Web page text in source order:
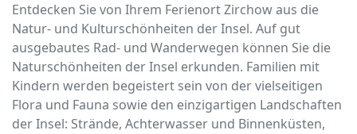
Entdecken Sie von Ihrem Ferienort Zirchow aus die
Natur- und Kulturschönheiten der Insel. Auf gut
ausgebautes Rad- und Wanderwegen können Sie die
Naturschönheiten der Insel erkunden. Familien mit
Kindern werden begeistert sein von der vielseitigen
Flora und Fauna sowie den einzigartigen Landschaften
der Insel: Strände, Achterwasser und Binnenküsten,